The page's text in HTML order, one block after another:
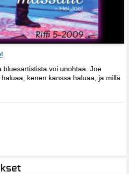
bluesartistista voi unohtaa. Joe
kenen kanssa haluaa, ja millä